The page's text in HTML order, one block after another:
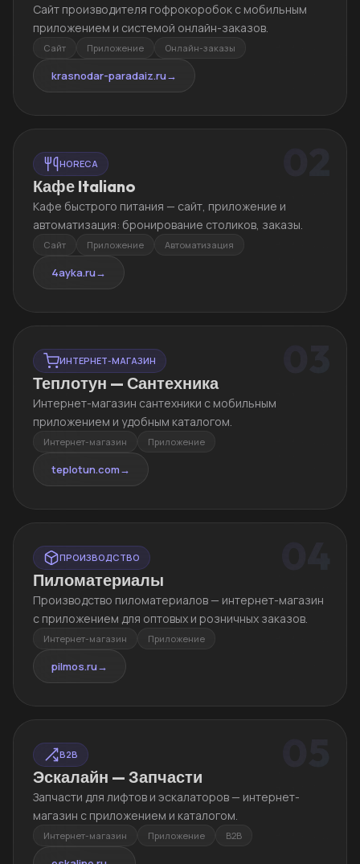
Сайт производителя гофрокоробок с мобильным
приложением и системой онлайн-заказов.
Сайт Приложение Онлайн-заказы
krasnodar-paradaiz.ru→
HORECA
Кафе Italiano
Кафе быстрого питания — сайт, приложение и
автоматизация: бронирование столиков, заказы.
Сайт Приложение Автоматизация
4ayka.ru→
ИНТЕРНЕТ-МАГАЗИН
Теплотун — Сантехника
Интернет-магазин сантехники с мобильным
приложением и удобным каталогом.
Интернет-магазин Приложение
teplotun.com→
ПРОИЗВОДСТВО
Пиломатериалы
Производство пиломатериалов — интернет-магазин
с приложением для оптовых и розничных заказов.
Интернет-магазин Приложение
pilmos.ru→
B2B
Эскалайн — Запчасти
Запчасти для лифтов и эскалаторов — интернет-
магазин с приложением и каталогом.
Интернет-магазин Приложение B2B